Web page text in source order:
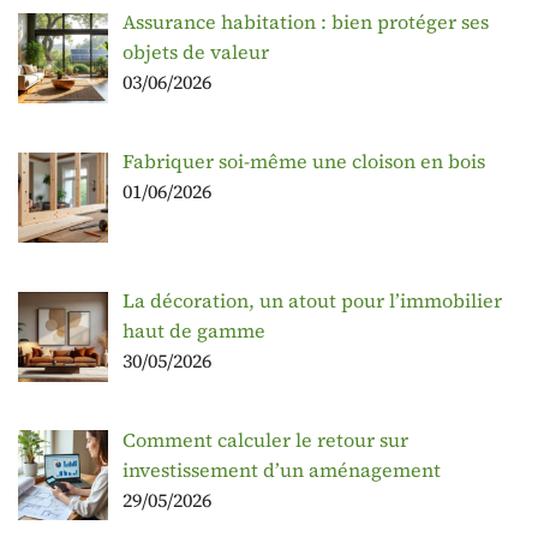
Assurance habitation : bien protéger ses
objets de valeur
03/06/2026
Fabriquer soi-même une cloison en bois
01/06/2026
La décoration, un atout pour l’immobilier
haut de gamme
30/05/2026
Comment calculer le retour sur
investissement d’un aménagement
29/05/2026